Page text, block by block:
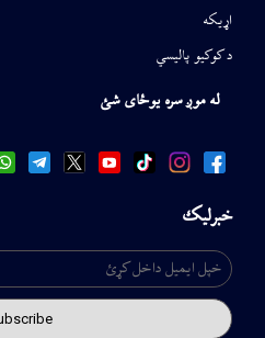
اړیکه
د کوکیو پالیسي
له موږ سره یوځای شئ
خبرلیک